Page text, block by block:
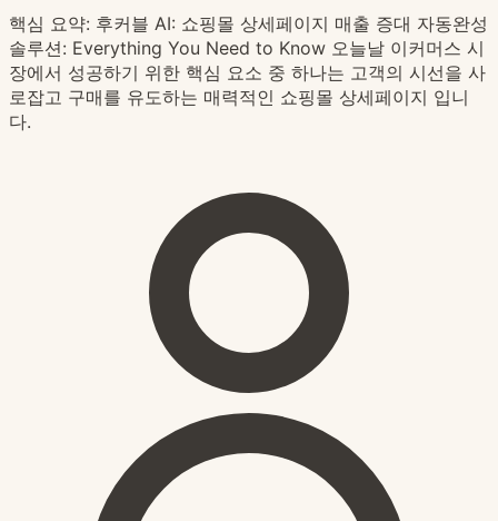
핵심 요약: 후커블 AI: 쇼핑몰 상세페이지 매출 증대 자동완성
솔루션: Everything You Need to Know 오늘날 이커머스 시
장에서 성공하기 위한 핵심 요소 중 하나는 고객의 시선을 사
로잡고 구매를 유도하는 매력적인 쇼핑몰 상세페이지 입니
다.